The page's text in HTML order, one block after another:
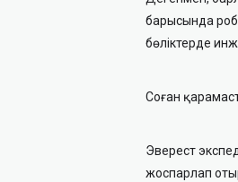
барысында
бөліктерде
Соған
Эверест
жоспарлап